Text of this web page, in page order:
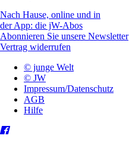
Nach Hause, online und in
der App: die jW-Abos
Abonnieren Sie unsere Newsletter
Vertrag widerrufen
© junge Welt
© JW
Impressum/Datenschutz
AGB
Hilfe